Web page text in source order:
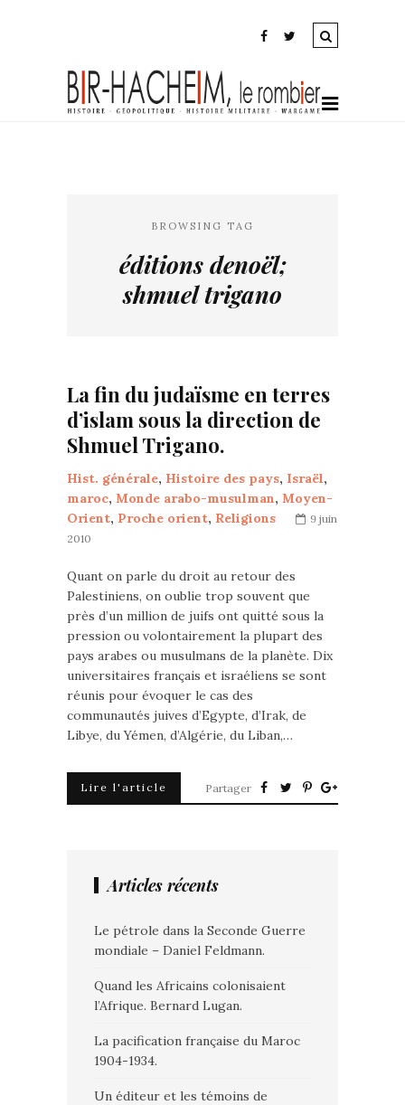
BROWSING TAG
éditions denoël;
shmuel trigano
La fin du judaïsme en terres
d’islam sous la direction de
Shmuel Trigano.
Hist. générale, Histoire des pays, Israël,
maroc, Monde arabo-musulman, Moyen-
Orient, Proche orient, Religions
9 juin
2010
Quant on parle du droit au retour des
Palestiniens, on oublie trop souvent que
près d’un million de juifs ont quitté sous la
pression ou volontairement la plupart des
pays arabes ou musulmans de la planète. Dix
universitaires français et israéliens se sont
réunis pour évoquer le cas des
communautés juives d’Egypte, d’Irak, de
Libye, du Yémen, d’Algérie, du Liban,…
Lire l'article Partager
Articles récents
Le pétrole dans la Seconde Guerre
mondiale – Daniel Feldmann.
Quand les Africains colonisaient
l’Afrique. Bernard Lugan.
La pacification française du Maroc
1904-1934.
Un éditeur et les témoins de